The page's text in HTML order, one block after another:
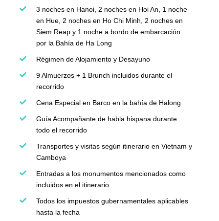
3 noches en Hanoi, 2 noches en Hoi An, 1 noche
en Hue, 2 noches en Ho Chi Minh, 2 noches en
Siem Reap y 1 noche a bordo de embarcación
por la Bahía de Ha Long
Régimen de Alojamiento y Desayuno
9 Almuerzos + 1 Brunch incluidos durante el
recorrido
Cena Especial en Barco en la bahía de Halong
Guía Acompañante de habla hispana durante
todo el recorrido
Transportes y visitas según itinerario en Vietnam y
Camboya
Entradas a los monumentos mencionados como
incluidos en el itinerario
Todos los impuestos gubernamentales aplicables
hasta la fecha